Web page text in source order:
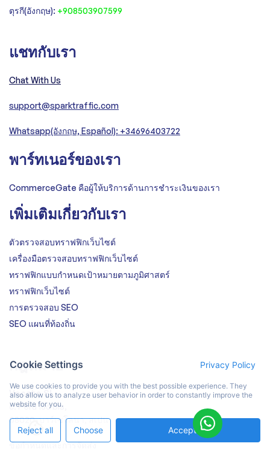
ตุรกี(อังกฤษ): +908503907599
แชทกับเรา
Chat With Us
support@sparktraffic.com
Whatsapp(อังกฤษ, Español): +34696403722
พาร์ทเนอร์ของเรา
CommerceGate คือผู้ให้บริการด้านการชำระเงินของเรา
เพิ่มเติมเกี่ยวกับเรา
ตัวตรวจสอบทราฟฟิกเว็บไซต์
เครื่องมือตรวจสอบทราฟฟิกเว็บไซต์
ทราฟฟิกแบบกำหนดเป้าหมายตามภูมิศาสตร์
ทราฟฟิกเว็บไซต์
การตรวจสอบ SEO
SEO แผนที่ท้องถิ่น
กฎหมาย
Vocato SL
c. Peru 186 bis,
08020, บาร์เซโลนา, สเปน
ข้อกำหนดและการจัดส่ง
Cookie Settings Privacy Policy
We use cookies to provide you with the best possible experience. They
also allow us to analyze user behavior in order to constantly improve the
website for you.
Reject all Choose Accept All